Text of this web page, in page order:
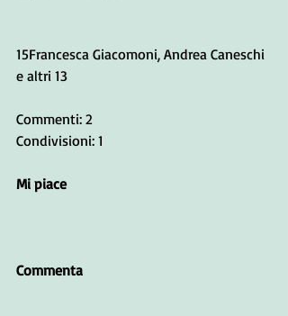
15Francesca Giacomoni, Andrea Caneschi
e altri 13
Commenti: 2
Condivisioni: 1
Mi piace
Commenta